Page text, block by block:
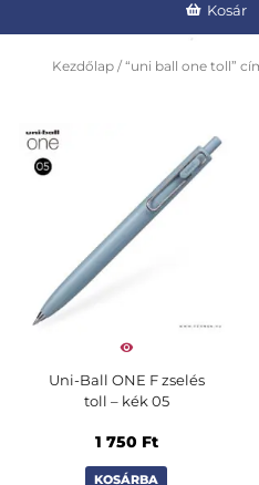
Kosár
Kezdőlap / “uni ball one toll”
Uni-Ball ONE F zselés
toll – kék 05
1 750 Ft
KOSÁRBA